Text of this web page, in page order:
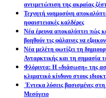
αντιμετώπιση της ακραίας
Τεχνητή νοημοσύνη
ηφαιστειακές καλδέρες
Νέα έρευνα αποκαλύπτει πώς
βοηθούν τις φάλαινες να
Νέα μελέτη φωτίζει τη
Ανταρκτικής και τη σημασία
Φλόριντα: Η «διάσωση» της
κλιματικό κίνδυνο στους
Έντεκα λύσεις βασισμένες
Μεσόγειο